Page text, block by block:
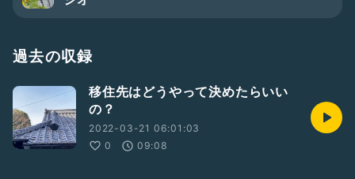
【 チャンネル案内 】
いつも聞いていただき、ありがとうございます！
☑ 地方移住に興味がある方
☑ 移住してこれからなにかやっていこうと言う方
☑ 今の暮らしを変えたい方
に役立つ情報を届けていきます！！
過去の収録
移住先はどうやって決めたらいい
の？
2022-03-21 06:01:03
0
09:08